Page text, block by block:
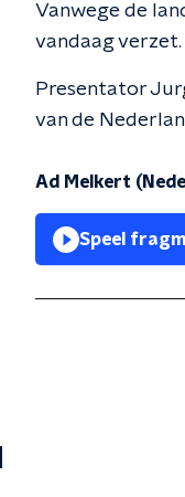
Vanwege de
vandaag verzet.
Presentator
van de
Ad Melkert
Speel